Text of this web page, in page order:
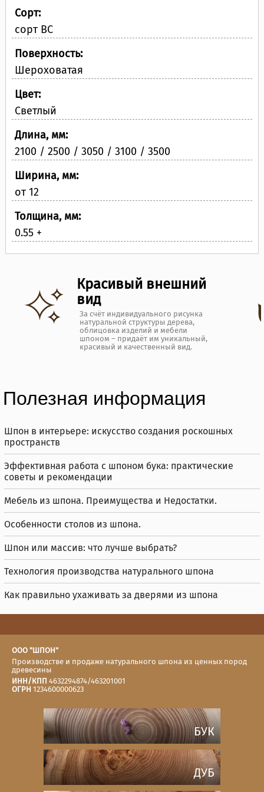
Сорт:
сорт BC
Поверхность:
Шероховатая
Цвет:
Светлый
Длина, мм:
2100 / 2500 / 3050 / 3100 / 3500
Ширина, мм:
от 12
Толщина, мм:
0.55 +
Красивый внешний
вид
За счёт индивидуального рисунка
натуральной структуры дерева,
облицовка изделий и мебели
шпоном – придаёт им уникальный,
красивый и качественный вид.
Полезная информация
Шпон в интерьере: искусство создания роскошных
пространств
Эффективная работа с шпоном бука: практические
советы и рекомендации
Мебель из шпона. Преимущества и Недостатки.
Особенности столов из шпона.
Шпон или массив: что лучше выбрать?
Технология производства натурального шпона
Как правильно ухаживать за дверями из шпона
ООО "ШПОН"
Производстве и продаже натурального шпона из ценных пород
древесины
ИНН/КПП 4632294874/463201001
ОГРН 1234600000623
БУК
ДУБ